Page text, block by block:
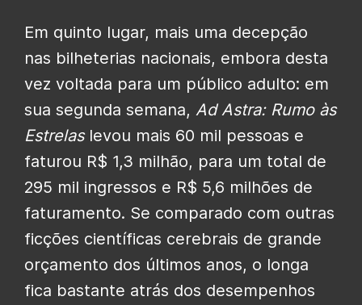
Em quinto lugar, mais uma decepção
nas bilheterias nacionais, embora desta
vez voltada para um público adulto: em
sua segunda semana, Ad Astra: Rumo às
Estrelaslevou mais 60 mil pessoas e
faturou R$ 1,3 milhão, para um total de
295 mil ingressos e R$ 5,6 milhões de
faturamento. Se comparado com outras
ficções científicas cerebrais de grande
orçamento dos últimos anos, o longa
fica bastante atrás dos desempenhos